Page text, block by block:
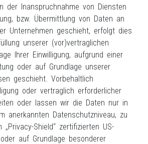
der Inanspruchnahme von Diensten
bzw. Übermittlung von Daten an
Unternehmen geschieht, erfolgt dies
unserer (vor)vertraglichen
Ihrer Einwilligung, aufgrund einer
oder auf Grundlage unserer
geschieht. Vorbehaltlich
oder vertraglich erforderlicher
oder lassen wir die Daten nur in
anerkannten Datenschutzniveau, zu
Shield“ zertifizierten US-
auf Grundlage besonderer